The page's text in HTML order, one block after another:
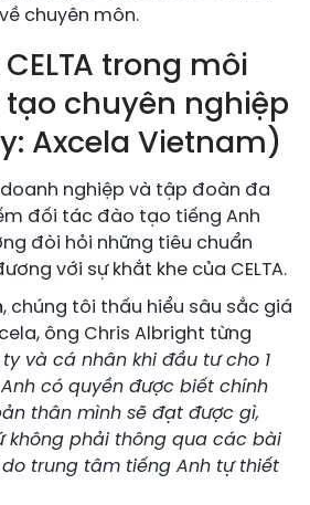
chuyên môn.
trong môi
chuyên nghiệp
Axcela Vietnam)
nghiệp và tập đoàn đa
đối tác đào tạo tiếng Anh
đòi hỏi những tiêu chuẩn
với sự khắt khe của CELTA.
, chúng tôi thấu hiểu sâu sắc giá
ông Chris Albright từng
ty và cá nhân khi đầu tư cho 1
có quyền được biết chính
thân mình sẽ đạt được gì,
không phải thông qua các bài
trung tâm tiếng Anh tự thiết